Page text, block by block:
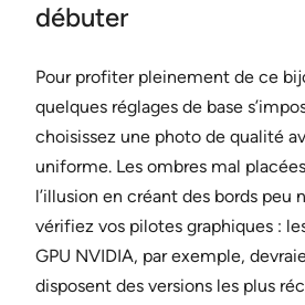
débuter
Pour profiter pleinement de ce
quelques réglages de base
choisissez une photo de qualité
uniforme. Les ombres mal
l’illusion en créant des bords peu
vérifiez vos pilotes graphiques :
GPU NVIDIA, par exemple,
disposent des versions les plus